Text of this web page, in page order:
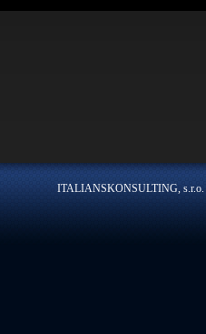
ITALIANSKONSULTING, s.r.o.